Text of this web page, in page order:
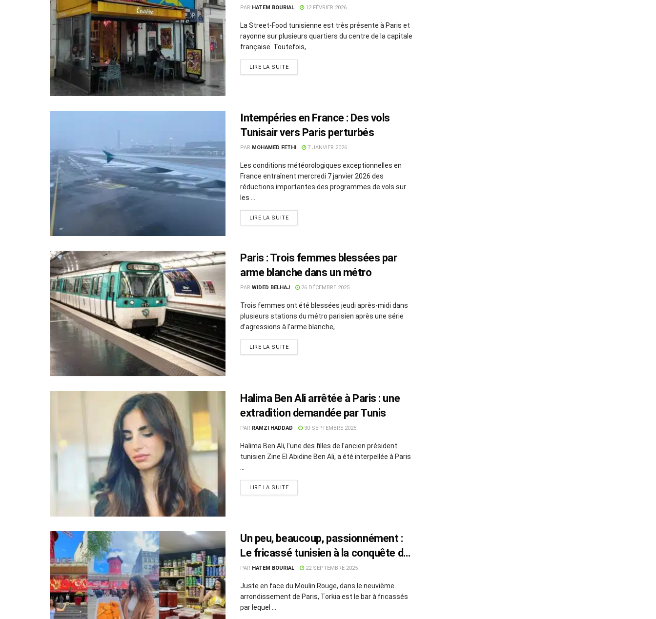
PAR HATEM BOURIAL 12 FÉVRIER 2026
La Street-Food tunisienne est très présente à Paris et
rayonne sur plusieurs quartiers du centre de la capitale
française. Toutefois, ...
LIRE LA SUITE
Intempéries en France : Des vols
Tunisair vers Paris perturbés
PAR MOHAMED FETHI 7 JANVIER 2026
Les conditions météorologiques exceptionnelles en
France entraînent mercredi 7 janvier 2026 des
réductions importantes des programmes de vols sur
les ...
LIRE LA SUITE
Paris : Trois femmes blessées par
arme blanche dans un métro
PAR WIDED BELHAJ 26 DÉCEMBRE 2025
Trois femmes ont été blessées jeudi après-midi dans
plusieurs stations du métro parisien après une série
d’agressions à l’arme blanche, ...
LIRE LA SUITE
Halima Ben Ali arrêtée à Paris : une
extradition demandée par Tunis
PAR RAMZI HADDAD 30 SEPTEMBRE 2025
Halima Ben Ali, l'une des filles de l'ancien président
tunisien Zine El Abidine Ben Ali, a été interpellée à Paris
LIRE LA SUITE
Un peu, beaucoup, passionnément :
Le fricassé tunisien à la conquête de
Paris
PAR HATEM BOURIAL 22 SEPTEMBRE 2025
Juste en face du Moulin Rouge, dans le neuvième
arrondissement de Paris, Torkia est le bar à fricassés
par lequel ...